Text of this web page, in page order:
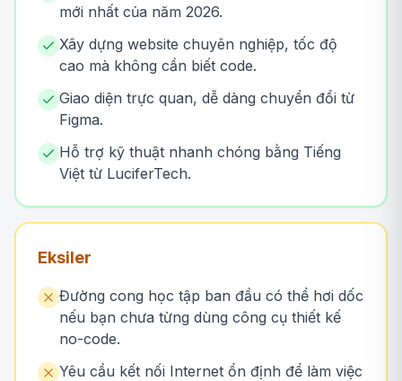
mới nhất của năm 2026.
Xây dựng website chuyên nghiệp, tốc độ
cao mà không cần biết code.
Giao diện trực quan, dễ dàng chuyển đổi từ
Figma.
Hỗ trợ kỹ thuật nhanh chóng bằng Tiếng
Việt từ LuciferTech.
Eksiler
Đường cong học tập ban đầu có thể hơi dốc
nếu bạn chưa từng dùng công cụ thiết kế
no-code.
Yêu cầu kết nối Internet ổn định để làm việc